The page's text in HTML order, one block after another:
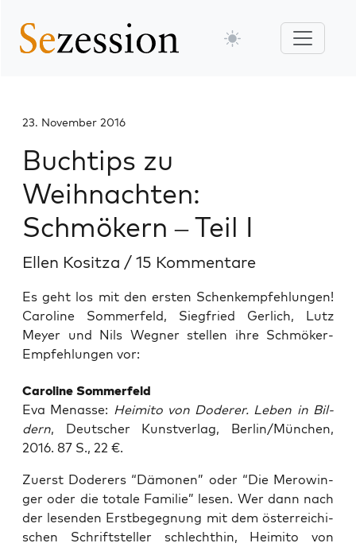
23. November 2016
Buchtips zu
Weihnachten:
Schmökern – Teil I
Ellen Kositza / 15 Kommentare
Es geht los mit den ersten Schenkempfehlungen!
Caroline Sommerfeld, Siegfried Gerlich, Lutz
Meyer und Nils Wegner stellen ihre Schmöker-
Empfehlungen vor:
Caro­li­ne Sommerfeld
Eva Men­as­se: Hei­mi­to von Dode­rer. Leben in Bil­
dern, Deut­scher Kunst­ver­lag, Berlin/München,
2016. 87 S., 22 €.
Zuerst Dode­rers “Dämo­nen” oder “Die Mero­win­
ger oder die tota­le Fami­lie” lesen. Wer dann nach
der lesen­den Erst­be­geg­nung mit dem öster­rei­chi­
schen Schrift­stel­ler schlecht­hin, Hei­mi­to von